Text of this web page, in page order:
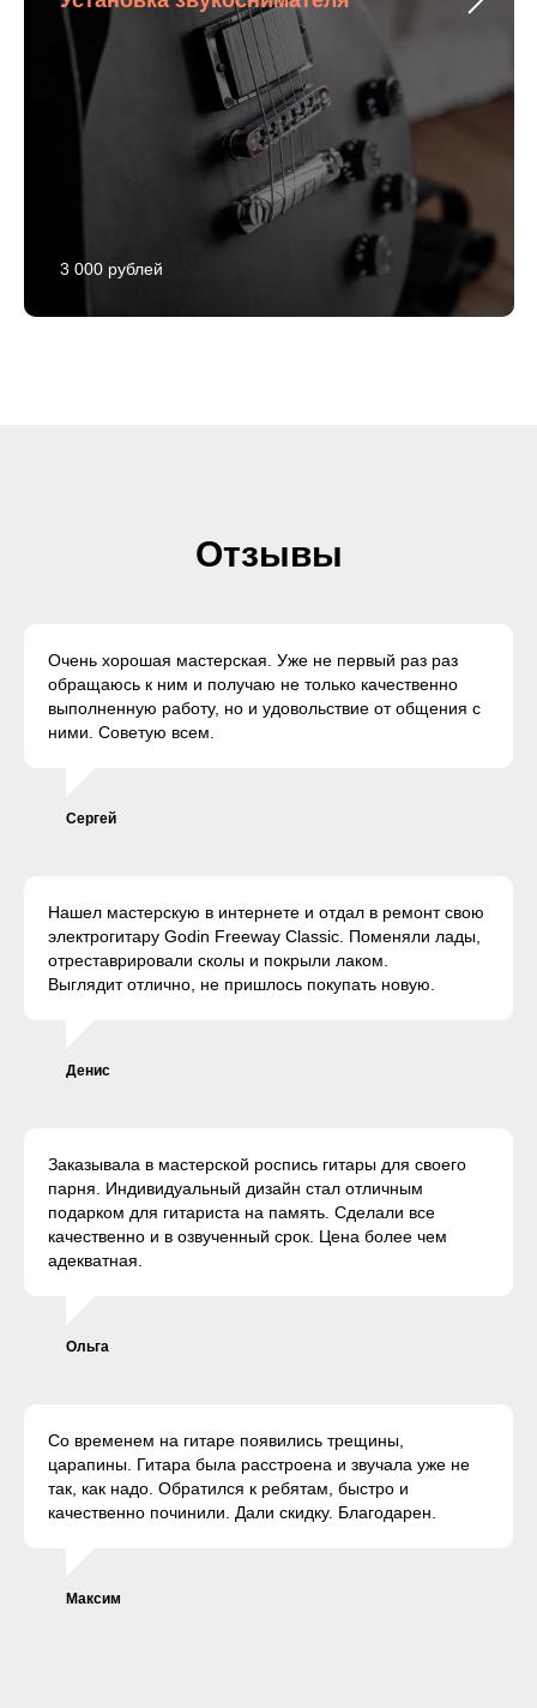
3 000 рублей
Отзывы
Очень хорошая мастерская. Уже не первый раз раз
обращаюсь к ним и получаю не только качественно
выполненную работу, но и удовольствие от общения с
ними. Советую всем.
Сергей
Нашел мастерскую в интернете и отдал в ремонт свою
электрогитару Godin Freeway Classic. Поменяли лады,
отреставрировали сколы и покрыли лаком.
Выглядит отлично, не пришлось покупать новую.
Денис
Заказывала в мастерской роспись гитары для своего
парня. Индивидуальный дизайн стал отличным
подарком для гитариста на память. Сделали все
качественно и в озвученный срок. Цена более чем
адекватная.
Ольга
Со временем на гитаре появились трещины,
царапины. Гитара была расстроена и звучала уже не
так, как надо. Обратился к ребятам, быстро и
качественно починили. Дали скидку. Благодарен.
Максим